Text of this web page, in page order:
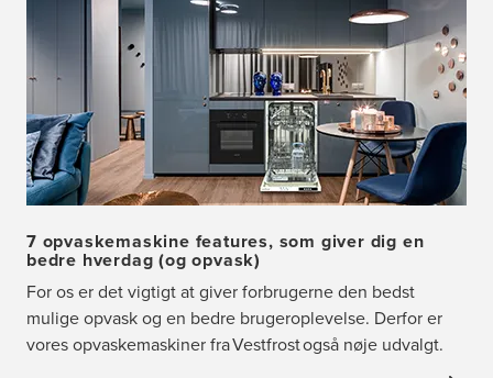
7 opvaskemaskine features, som giver dig en
bedre hverdag (og opvask)
For os er det vigtigt at giver forbrugerne den bedst
mulige opvask og en bedre brugeroplevelse. Derfor er
vores opvaskemaskiner fra Vestfrost også nøje udvalgt.